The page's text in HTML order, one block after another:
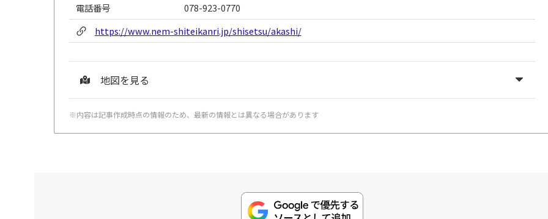
電話番号
078-923-0770
https://www.nem-shiteikanri.jp/shisetsu/akashi/
地図を見る
※内容は記事作成時点の情報のため、最新の情報とは異なる場合があります